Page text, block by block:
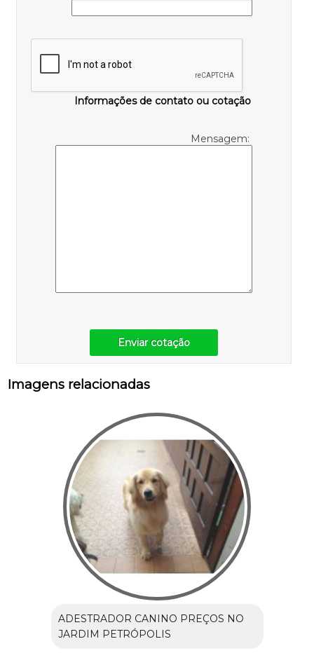
Informações de contato ou cotação
Mensagem:
Enviar cotação
Imagens relacionadas
ADESTRADOR CANINO PREÇOS NO
JARDIM PETRÓPOLIS